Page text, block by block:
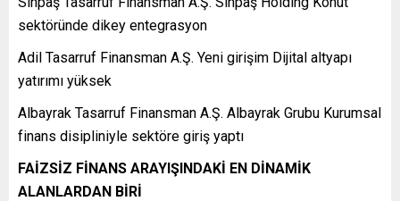
sektöründe dikey entegrasyon
Adil Tasarruf Finansman A.Ş. Yeni girişim Dijital altyapı
yatırımı yüksek
Albayrak Tasarruf Finansman A.Ş. Albayrak Grubu Kurumsal
finans disipliniyle sektöre giriş yaptı
FAİZSİZ FİNANS ARAYIŞINDAKİ EN DİNAMİK
ALANLARDAN BİRİ